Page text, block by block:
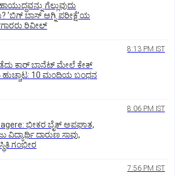
ಗೆಲ್ಲುವುದು
ʼಬಿಗ್‌ ಬಾಸ್‌ ಅಗ್ನಿ ಪರೀಕ್ಷೆʼಯ
ರಿವೀಲ್
8:13 PM IST
ಕಾರ್ ಬಾನೆಟ್ ಮೇಲೆ ಕೇಕ್
ಹುಚ್ಚಾಟ: 10 ಮಂದಿಯ ಬಂಧನ
8:06 PM IST
ಭೀಕರ ಬೈಕ್ ಅಪಘಾತ,
ವಿದ್ಯಾರ್ಥಿ ದಾರುಣ ಸಾವು,
ಗಂಭೀರ
7:56 PM IST